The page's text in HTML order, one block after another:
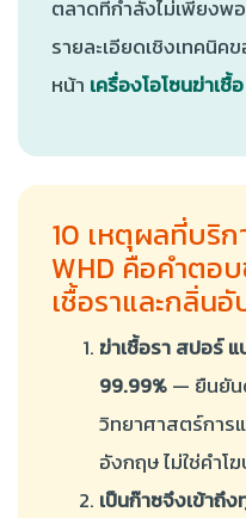
ตลาดที่กำลังไม่เพียงพ
รายละเอียดเชิงเทคนิค
หน้า เครื่องโอโซนฆ่าเชื้อ
10 เหตุผลที่บริก
WHD คือคำตอ
เชื้อราและกลิ่นอั
ฆ่าเชื้อรา สปอร์
99.99%— ยืนยั
วิทยาศาสตร์การ
อังกฤษ ไม่ใช่คำ
เป็นก๊าซจึงเข้าถึ